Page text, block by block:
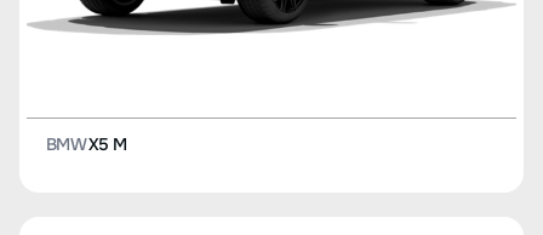
BMWX5 M